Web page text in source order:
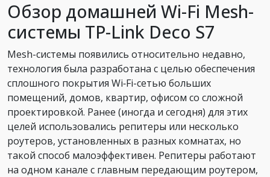
Обзоры
Обзор домашней Wi-Fi Mesh-
системы TP-Link Deco S7
Mesh-системы появились относительно недавно,
технология была разработана с целью обеспечения
сплошного покрытия Wi‑Fi-сетью больших
помещений, домов, квартир, офисом со сложной
проектировкой. Ранее (иногда и сегодня) для этих
целей использовались репитеры или несколько
роутеров, установленных в разных комнатах, но
такой способ малоэффективен. Репитеры работают
на одном канале с главным передающим роутером,